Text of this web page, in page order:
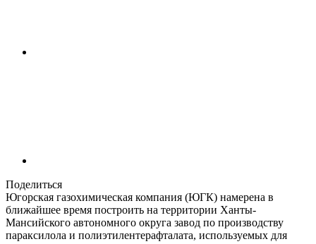
Поделиться
Югорская газохимическая компания (ЮГК) намерена в
ближайшее время построить на территории Ханты-
Мансийского автономного округа завод по производству
параксилола и полиэтилентерафталата, используемых для